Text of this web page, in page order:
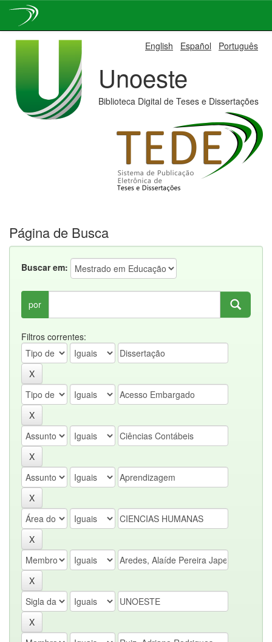
English Español Português
Unoeste
Biblioteca Digital de Teses e Dissertações
Página de Busca
Buscar em:
por
Filtros correntes: